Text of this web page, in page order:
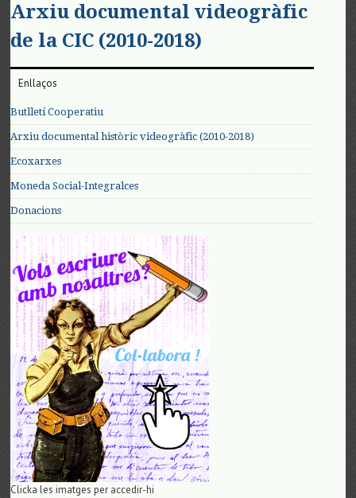
Arxiu documental videogràfic
de la CIC (2010-2018)
Enllaços
Butlletí Cooperatiu
Arxiu documental històric videogràfic (2010-2018)
Ecoxarxes
Moneda Social-Integralces
Donacions
Clicka les imatges per accedir-hi